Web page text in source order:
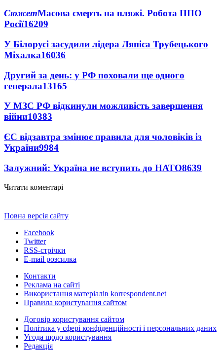
СюжетМасова смерть на пляжі. Робота ППО
Росії16209
У Білорусі засудили лідера Ляпіса Трубецького
Міхалка16036
Другий за день: у РФ поховали ще одного
генерала13165
У МЗС РФ відкинули можливість завершення
війни10383
ЄС відзавтра змінює правила для чоловіків із
України9984
Залужний: Україна не вступить до НАТО8639
Читати коментарі
Повна версія сайту
Facebook
Twitter
RSS-стрічки
E-mail розсилка
Контакти
Реклама на сайті
Використання матеріалів korrespondent.net
Правила користування сайтом
Договір користування сайтом
Політика у сфері конфіденційності і персональних даних
Угода щодо користування
Редакція